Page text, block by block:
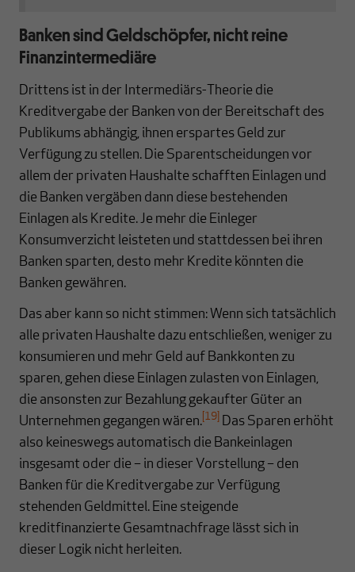
Banken sind Geldschöpfer, nicht reine
Finanzintermediäre
Drittens ist in der Intermediärs-Theorie die
Kreditvergabe der Banken von der Bereitschaft des
Publikums abhängig, ihnen erspartes Geld zur
Verfügung zu stellen. Die Sparentscheidungen vor
allem der privaten Haushalte schafften Einlagen und
die Banken vergäben dann diese bestehenden
Einlagen als Kredite. Je mehr die Einleger
Konsumverzicht leisteten und stattdessen bei ihren
Banken sparten, desto mehr Kredite könnten die
Banken gewähren.
Das aber kann so nicht stimmen: Wenn sich tatsächlich
alle privaten Haushalte dazu entschließen, weniger zu
konsumieren und mehr Geld auf Bankkonten zu
sparen, gehen diese Einlagen zulasten von Einlagen,
die ansonsten zur Bezahlung gekaufter Güter an
Unternehmen gegangen wären. [19] Das Sparen erhöht
also keineswegs automatisch die Bankeinlagen
insgesamt oder die – in dieser Vorstellung – den
Banken für die Kreditvergabe zur Verfügung
stehenden Geldmittel. Eine steigende
kreditfinanzierte Gesamtnachfrage lässt sich in
dieser Logik nicht herleiten.